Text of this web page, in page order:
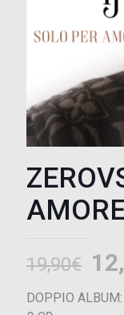
19,90€ Il
DOPPIO ALBUM: